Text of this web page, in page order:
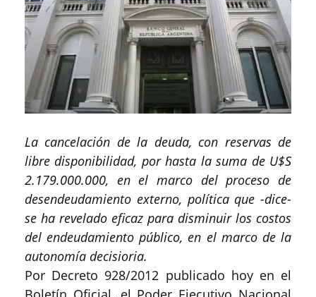
La cancelación de la deuda, con reservas de
libre disponibilidad, por hasta la suma de U$S
2.179.000.000, en el marco del proceso de
desendeudamiento externo, política que -dice-
se ha revelado eficaz para disminuir los costos
del endeudamiento público, en el marco de la
autonomía decisioria.
Por Decreto 928/2012 publicado hoy en el